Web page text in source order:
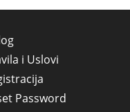
i Uslovi
Password